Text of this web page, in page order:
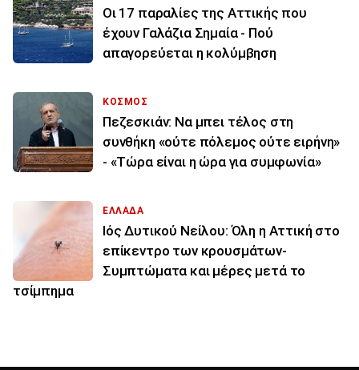
Οι 17 παραλίες της Αττικής που
έχουν Γαλάζια Σημαία - Πού
απαγορεύεται η κολύμβηση
ΚΟΣΜΟΣ
Πεζεσκιάν: Να μπει τέλος στη
συνθήκη «ούτε πόλεμος ούτε ειρήνη»
- «Τώρα είναι η ώρα για συμφωνία»
ΕΛΛΑΔΑ
Ιός Δυτικού Νείλου: Όλη η Αττική στο
επίκεντρο των κρουσμάτων-
Συμπτώματα και μέρες μετά το
τσίμπημα